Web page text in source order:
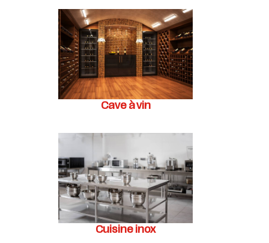
Cave à vin
Cuisine inox